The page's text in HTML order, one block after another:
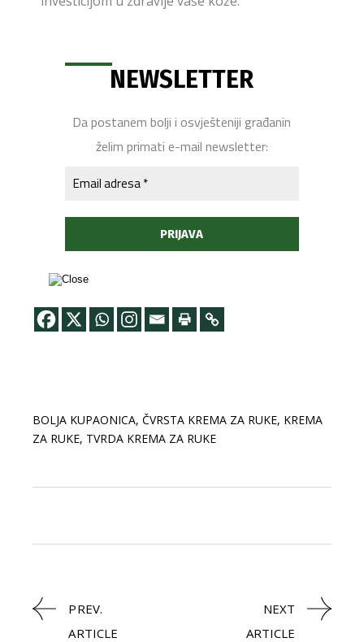
NEWSLETTER
Da postanem bolji i osvješteniji građanin
želim primati e-mail newsletter:
BOLJA KUPAONICA,ČVRSTA KREMA ZA RUKE, KREMA
ZA RUKE, TVRDA KREMA ZA RUKE
PREV.
ARTICLE
NEXT
ARTICLE